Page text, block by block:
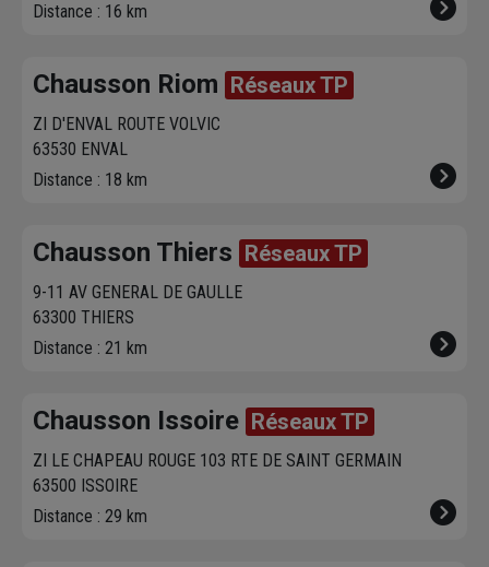
Distance : 16 km
Chausson Riom Réseaux TP
ZI D'ENVAL ROUTE VOLVIC
63530 ENVAL
Distance : 18 km
Chausson Thiers Réseaux TP
9-11 AV GENERAL DE GAULLE
63300 THIERS
Distance : 21 km
Chausson Issoire Réseaux TP
ZI LE CHAPEAU ROUGE 103 RTE DE SAINT GERMAIN
63500 ISSOIRE
Distance : 29 km